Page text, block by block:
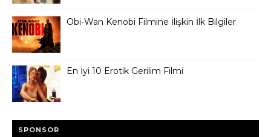
Obi-Wan Kenobi Filmine İlişkin İlk Bilgiler
En İyi 10 Erotik Gerilim Filmi
SPONSOR